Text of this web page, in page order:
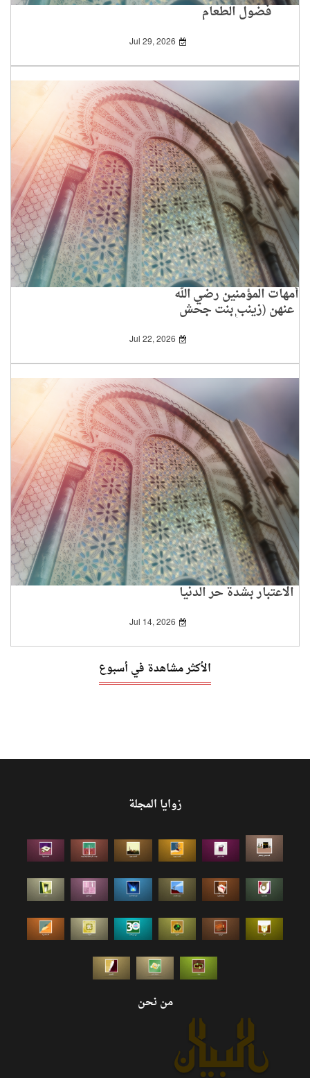
فضول الطعام
Jul 29, 2026
أمهات المؤمنين رضي الله
عنهن (زينب بنت جحش
رضي الله عنها)
Jul 22, 2026
الاعتبار بشدة حر الدنيا
Jul 14, 2026
الأكثر مشاهدة في أسبوع
زوايا المجلة
من نحن